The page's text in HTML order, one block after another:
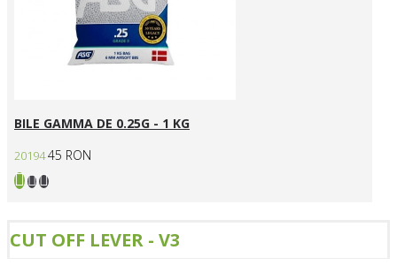
BILE GAMMA DE 0.25G - 1 KG
2019445 RON
CUT OFF LEVER - V3